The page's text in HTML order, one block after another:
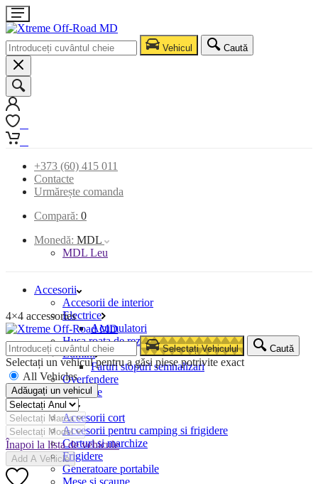
Vehicul Caută
+373 (60) 415 011
Contacte
Urmărește comanda
Compară: 0
Monedă: MDL
MDL Leu
Accesorii
Accesorii de interior
Electrice
Acumulatori
Husa roata de rezerva
Lumini
Faruri stopuri semnalizari
Overfendere
Snorkele
Camping
Accesorii cort
Accesorii pentru camping si frigidere
Corturi si marchize
Frigidere
Generatoare portabile
Mese si scaune
4×4 accessories
Selectați Vehiculul Caută
Selectați un vehicul pentru a găsi piese potrivite exact
All Vehicles
Adăugați un vehicul
Înapoi la lista de vehicule
Add A Vehicle